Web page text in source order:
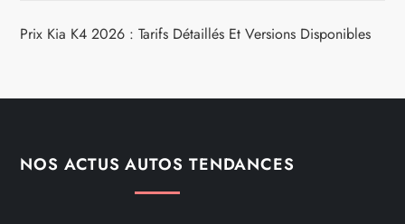
Prix Kia K4 2026 : Tarifs Détaillés Et Versions Disponibles
NOS ACTUS AUTOS TENDANCES